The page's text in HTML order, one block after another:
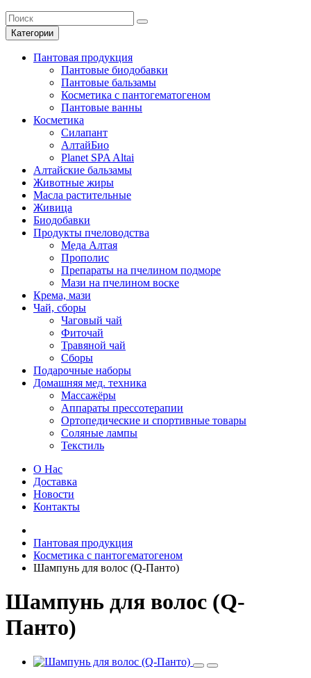
Категории
Пантовая продукция
Пантовые биодобавки
Пантовые бальзамы
Косметика с пантогематогеном
Пантовые ванны
Косметика
Силапант
АлтайБио
Planet SPA Altai
Алтайские бальзамы
Животные жиры
Масла растительные
Живица
Биодобавки
Продукты пчеловодства
Меда Алтая
Прополис
Препараты на пчелином подморе
Мази на пчелином воске
Крема, мази
Чай, сборы
Чаговый чай
Фиточай
Травяной чай
Сборы
Подарочные наборы
Домашняя мед. техника
Массажёры
Аппараты прессотерапии
Ортопедические и спортивные товары
Соляные лампы
Текстиль
О Нас
Доставка
Новости
Контакты
Пантовая продукция
Косметика с пантогематогеном
Шампунь для волос (Q-Панто)
Шампунь для волос (Q-
Панто)